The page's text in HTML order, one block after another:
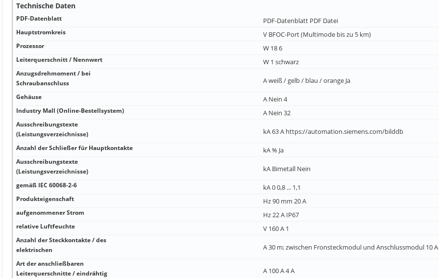
Technische Daten
PDF-Datenblatt PDF-Datenblatt PDF Datei
Hauptstromkreis V BFOC-Port (Multimode bis zu 5 km)
Prozessor W 18 6
Leiterquerschnitt / Nennwert W 1 schwarz
Anzugsdrehmoment / bei
Schraubanschluss
A weiß / gelb / blau / orange Ja
Gehäuse A Nein 4
Industry Mall (Online-Bestellsystem) A Nein 32
Ausschreibungstexte
(Leistungsverzeichnisse)
kA 63 A https://automation.siemens.com/bilddb
Anzahl der Schließer für Hauptkontakte kA % Ja
Ausschreibungstexte
(Leistungsverzeichnisse)
kA Bimetall Nein
gemäß IEC 60068-2-6 kA 0 0,8 ... 1,1
Produkteigenschaft Hz 90 mm 20 A
aufgenommener Strom Hz 22 A IP67
relative Luftfeuchte V 160 A 1
Anzahl der Steckkontakte / des
elektrischen
A 30 m; zwischen Fronsteckmodul und Anschlussmodul 10 A
Art der anschließbaren
Leiterquerschnitte / eindrähtig
A 100 A 4 A